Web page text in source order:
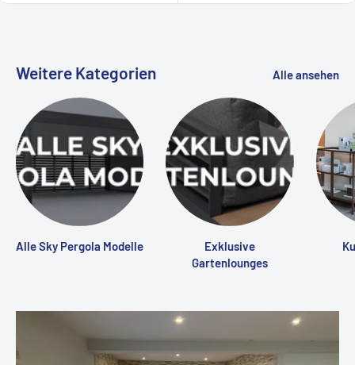
Weitere Kategorien Alle ansehen
Alle Sky Pergola Modelle
Exklusive
Gartenlounges